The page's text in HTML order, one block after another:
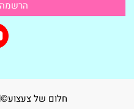
חלום של צעצוע©All Rights reserved